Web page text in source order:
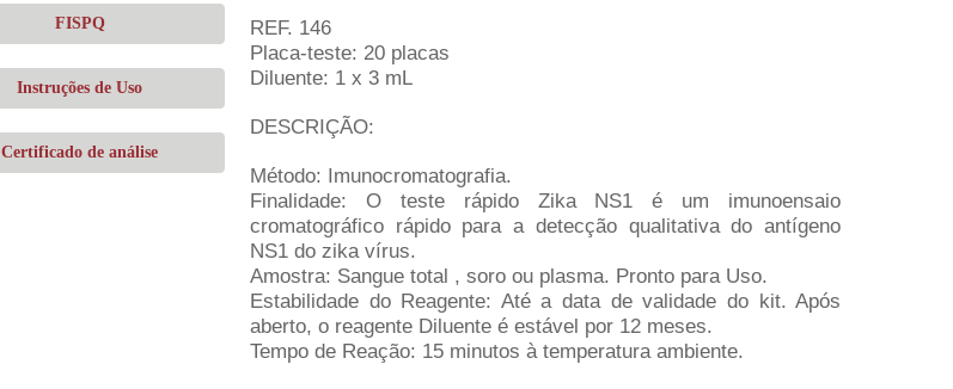
FISPQ
Instruções de Uso
Certificado de análise
REF. 146
Placa-teste: 20 placas
Diluente: 1 x 3 mL
DESCRIÇÃO:
Método: Imunocromatografia.
Finalidade: O teste rápido Zika NS1 é um imunoensaio
cromatográfico rápido para a detecção qualitativa do antígeno
NS1 do zika vírus.
Amostra: Sangue total , soro ou plasma. Pronto para Uso.
Estabilidade do Reagente: Até a data de validade do kit. Após
aberto, o reagente Diluente é estável por 12 meses.
Tempo de Reação: 15 minutos à temperatura ambiente.